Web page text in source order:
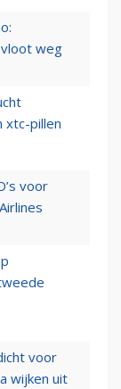
weg
xtc-pillen
voor
voor
wijken uit